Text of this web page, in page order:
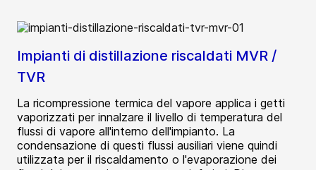
Impianti di distillazione riscaldati MVR /
TVR
La ricompressione termica del vapore applica i getti
vaporizzati per innalzare il livello di temperatura del
flussi di vapore all'interno dell'impianto. La
condensazione di questi flussi ausiliari viene quindi
utilizzata per il riscaldamento o l'evaporazione dei